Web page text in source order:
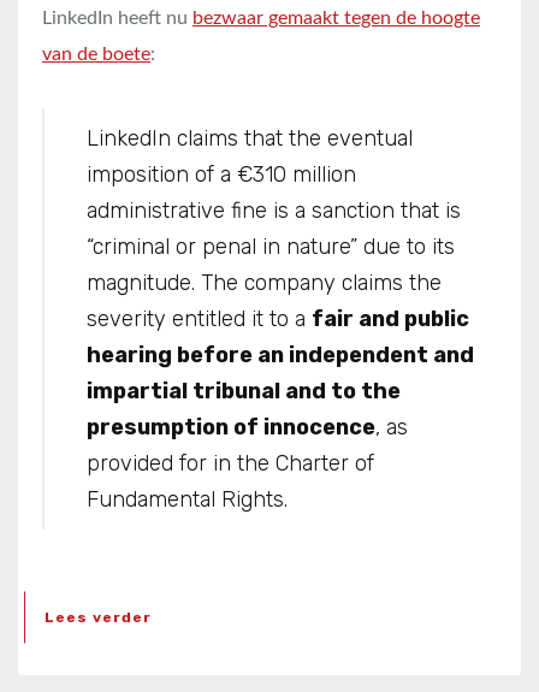
LinkedIn heeft nu bezwaar gemaakt tegen de hoogte
van de boete:
LinkedIn claims that the eventual
imposition of a €310 million
administrative fine is a sanction that is
“criminal or penal in nature” due to its
magnitude. The company claims the
severity entitled it to a fair and public
hearing before an independent and
impartial tribunal and to the
presumption of innocence, as
provided for in the Charter of
Fundamental Rights.
Lees verder